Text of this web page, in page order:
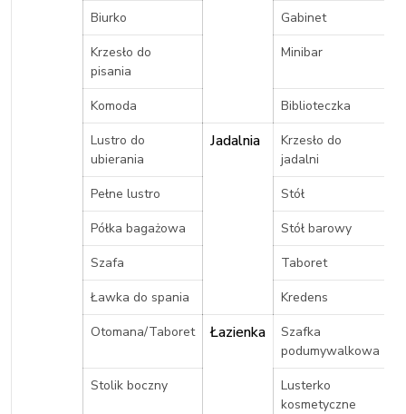
Biurko
Gabinet
Krzesło do
pisania
Minibar
Komoda
Biblioteczka
Lustro do
ubierania
Jadalnia
Krzesło do
jadalni
Pełne lustro
Stół
Półka bagażowa
Stół barowy
Szafa
Taboret
Ławka do spania
Kredens
Otomana/Taboret
Łazienka
Szafka
podumywalkowa
Stolik boczny
Lusterko
kosmetyczne